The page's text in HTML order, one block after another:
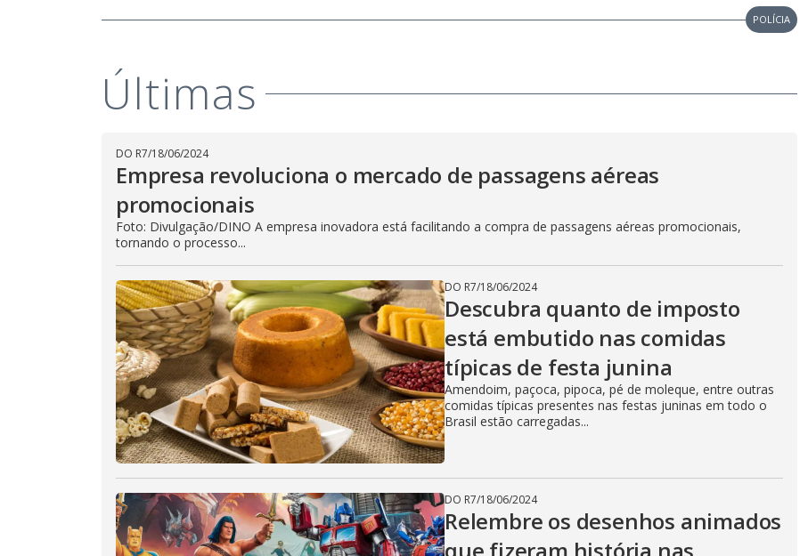
POLÍCIA
Últimas
DO R7/18/06/2024
Empresa revoluciona o mercado de passagens aéreas
promocionais
Foto: Divulgação/DINO A empresa inovadora está facilitando a compra de passagens aéreas promocionais,
tornando o processo...
DO R7/18/06/2024
Descubra quanto de imposto
está embutido nas comidas
típicas de festa junina
Amendoim, paçoca, pipoca, pé de moleque, entre outras
comidas típicas presentes nas festas juninas em todo o
Brasil estão carregadas...
DO R7/18/06/2024
Relembre os desenhos animados